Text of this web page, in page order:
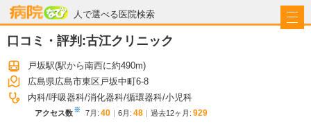
人で選べる医院検索
病院なび
口コミ・評判:古江クリニック
戸坂駅(駅から南西に約490m)
広島県広島市東区戸坂中町6-8
内科 呼吸器科 消化器科 循環器科 小児科
アクセス数※ 7月 : 40 6月 : 48 過去12ヶ月: 929